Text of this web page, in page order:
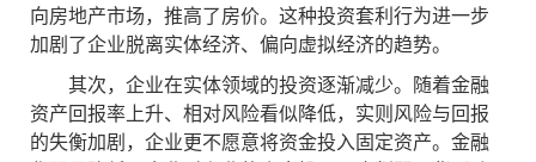
向房地产市场，推高了房价。这种投资套利行为进一步
加剧了企业脱离实体经济、偏向虚拟经济的趋势。
其次，企业在实体领域的投资逐渐减少。随着金融
资产回报率上升、相对风险看似降低，实则风险与回报
的失衡加剧，企业更不愿意将资金投入固定资产。金融